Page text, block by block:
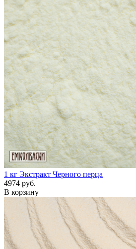
1 кг Экстракт Черного перца
4974 руб.
В корзину